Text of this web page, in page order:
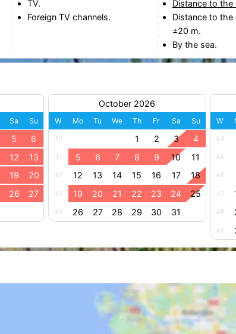
TV.
Foreign TV channels.
Distance to the
Distance to the
±20 m.
By the sea.
Sa Su
5 6
12 13
19 20
26 27
October 2026
W Mo Tu We Th Fr Sa Su
40 1 2 3 4
41 5 6 7 8 9 10 11
42 12 13 14 15 16 17 18
43 19 20 21 22 23 24 25
44 26 27 28 29 30 31
W
44
45
46
47
48
49